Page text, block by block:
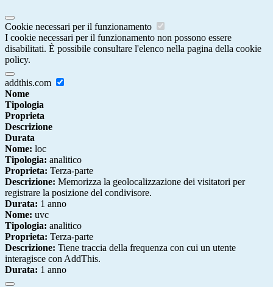
Cookie necessari per il funzionamento
I cookie necessari per il funzionamento non possono essere
disabilitati. È possibile consultare l'elenco nella pagina della cookie
policy.
addthis.com
Nome
Tipologia
Proprieta
Descrizione
Durata
Nome: loc
Tipologia: analitico
Proprieta: Terza-parte
Descrizione: Memorizza la geolocalizzazione dei visitatori per
registrare la posizione del condivisore.
Durata: 1 anno
Nome: uvc
Tipologia: analitico
Proprieta: Terza-parte
Descrizione: Tiene traccia della frequenza con cui un utente
interagisce con AddThis.
Durata: 1 anno